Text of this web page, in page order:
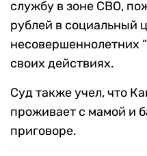
службу в зоне СВО,
рублей в социальный
несовершеннолетних
своих действиях.
Суд также учел, что
проживает с мамой и
приговоре.